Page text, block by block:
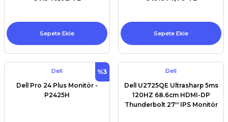
Sepete Ekle Sepete Ekle
%3
Dell
Dell Pro 24 Plus Monitör -
P2425H
Dell
Dell U2725QE Ultrasharp 5ms
120HZ 68.6cm HDMI-DP
Thunderbolt 27'' IPS Monitör